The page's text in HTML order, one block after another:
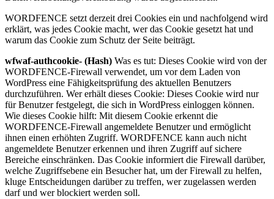
WORDFENCE setzt derzeit drei Cookies ein und nachfolgend wird
erklärt, was jedes Cookie macht, wer das Cookie gesetzt hat und
warum das Cookie zum Schutz der Seite beiträgt.
wfwaf-authcookie- (Hash) Was es tut: Dieses Cookie wird von der
WORDFENCE-Firewall verwendet, um vor dem Laden von
WordPress eine Fähigkeitsprüfung des aktuellen Benutzers
durchzuführen. Wer erhält dieses Cookie: Dieses Cookie wird nur
für Benutzer festgelegt, die sich in WordPress einloggen können.
Wie dieses Cookie hilft: Mit diesem Cookie erkennt die
WORDFENCE-Firewall angemeldete Benutzer und ermöglicht
ihnen einen erhöhten Zugriff. WORDFENCE kann auch nicht
angemeldete Benutzer erkennen und ihren Zugriff auf sichere
Bereiche einschränken. Das Cookie informiert die Firewall darüber,
welche Zugriffsebene ein Besucher hat, um der Firewall zu helfen,
kluge Entscheidungen darüber zu treffen, wer zugelassen werden
darf und wer blockiert werden soll.